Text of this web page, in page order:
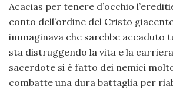
Acacias per tenere d’occhio
conto dell’ordine del Cristo
immaginava che sarebbe accaduto
sta distruggendo la vita e la
sacerdote si è fatto dei nemici
combatte una dura battaglia per